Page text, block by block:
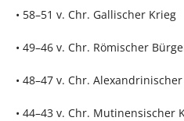
• 58–51 v. Chr. Gallischer Krieg
• 49–46 v. Chr. Römischer
• 48–47 v. Chr.
• 44–43 v. Chr. Mutinensischer